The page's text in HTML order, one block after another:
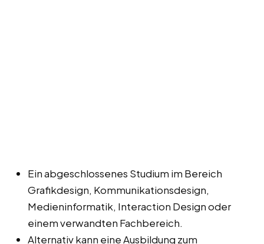
Ein abgeschlossenes Studium im Bereich
Grafikdesign, Kommunikationsdesign,
Medieninformatik, Interaction Design oder
einem verwandten Fachbereich.
Alternativ kann eine Ausbildung zum